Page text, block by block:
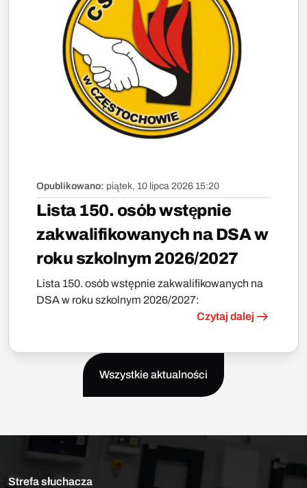
Opublikowano: piątek, 10 lipca 2026 15:20
Lista 150. osób wstępnie
zakwalifikowanych na DSA w
roku szkolnym 2026/2027
Lista 150. osób wstępnie zakwalifikowanych na
DSA w roku szkolnym 2026/2027:
Czytaj dalej
Wszystkie aktualności
Strefa słuchacza